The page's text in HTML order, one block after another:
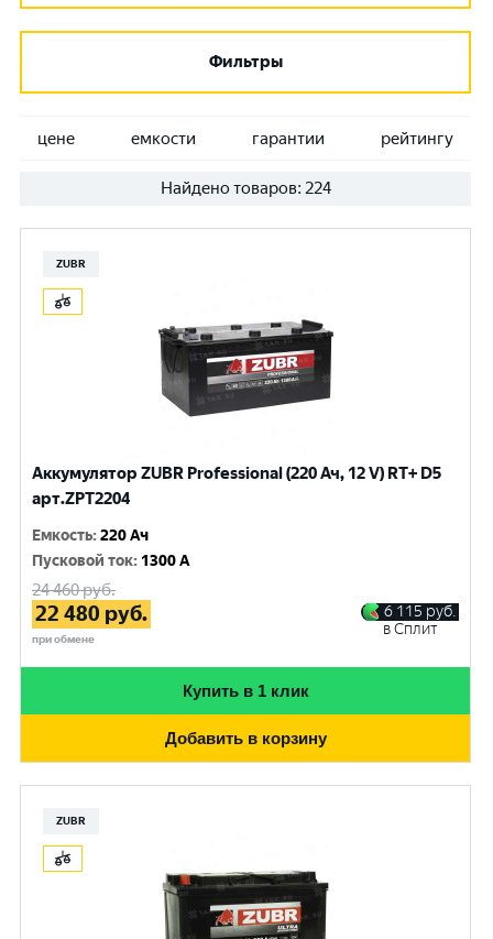
Фильтры
цене емкости гарантии рейтингу
Найдено товаров: 224
ZUBR
Аккумулятор ZUBR Professional (220 Ач, 12 V) RT+ D5
арт.ZPT2204
Емкость:220 Ач
Пусковой ток: 1300 A
24 460руб.
22 480 руб.
при обмене
6 115 руб.
в Сплит
Купить в 1 клик
Добавить в корзину
ZUBR